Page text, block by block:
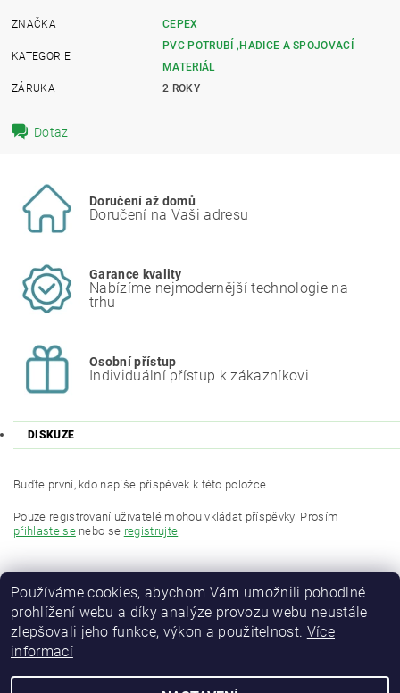
ZNAČKA CEPEX
KATEGORIE
PVC POTRUBÍ ,HADICE A SPOJOVACÍ
MATERIÁL
ZÁRUKA
2 ROKY
Dotaz
Doručení až domů
Doručení na Vaši adresu
Garance kvality
Nabízíme nejmodernější technologie na
trhu
Osobní přístup
Individuální přístup k zákazníkovi
DISKUZE
Buďte první, kdo napíše příspěvek k této položce.
Pouze registrovaní uživatelé mohou vkládat příspěvky. Prosím
přihlaste senebo se registrujte
Používáme cookies, abychom Vám umožnili pohodlné
prohlížení webu a díky analýze provozu webu neustále
zlepšovali jeho funkce, výkon a použitelnost. Více
informací